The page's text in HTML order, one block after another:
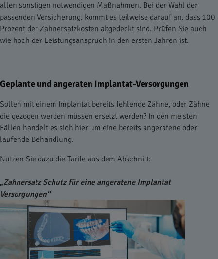
allen sonstigen notwendigen Maßnahmen. Bei der Wahl der
passenden Versicherung, kommt es teilweise darauf an, dass 100
Prozent der Zahnersatzkosten abgedeckt sind. Prüfen Sie auch
wie hoch der Leistungsanspruch in den ersten Jahren ist.
Geplante und angeraten Implantat-Versorgungen
Sollen mit einem Implantat bereits fehlende Zähne, oder Zähne
die gezogen werden müssen ersetzt werden? In den meisten
Fällen handelt es sich hier um eine bereits angeratene oder
laufende Behandlung.
Nutzen Sie dazu die Tarife aus dem Abschnitt:
„Zahnersatz Schutz für eine angeratene Implantat
Versorgungen“